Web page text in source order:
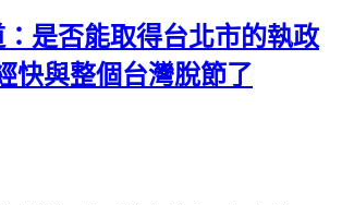
是否能取得台北市的執政
快與整個台灣脫節了